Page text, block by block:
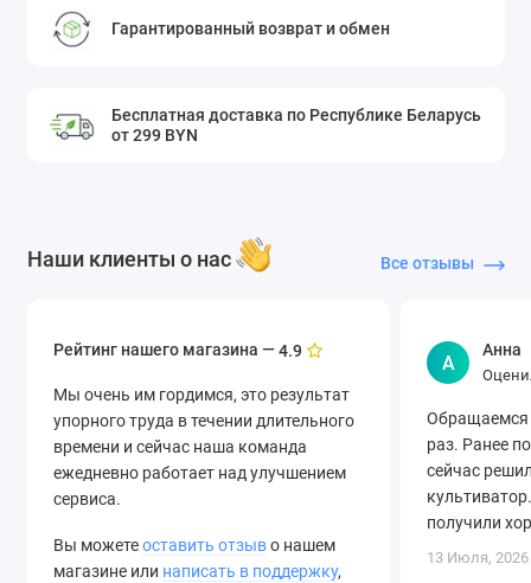
Гарантированный возврат и обмен
Бесплатная доставка по Республике Беларусь
от 299 BYN
Наши клиенты о нас Все отзывы
Рейтинг нашего магазина —4.9
Мы очень им гордимся, это результат
упорного труда в течении длительного
времени и сейчас наша команда
ежедневно работает над улучшением
сервиса.
Вы можетеоставить отзыво нашем
магазине или написать в поддержку,
А
Анна
Обращаемся
раз. Ранее
сейчас
получили
быструю
13 Июля, 2026